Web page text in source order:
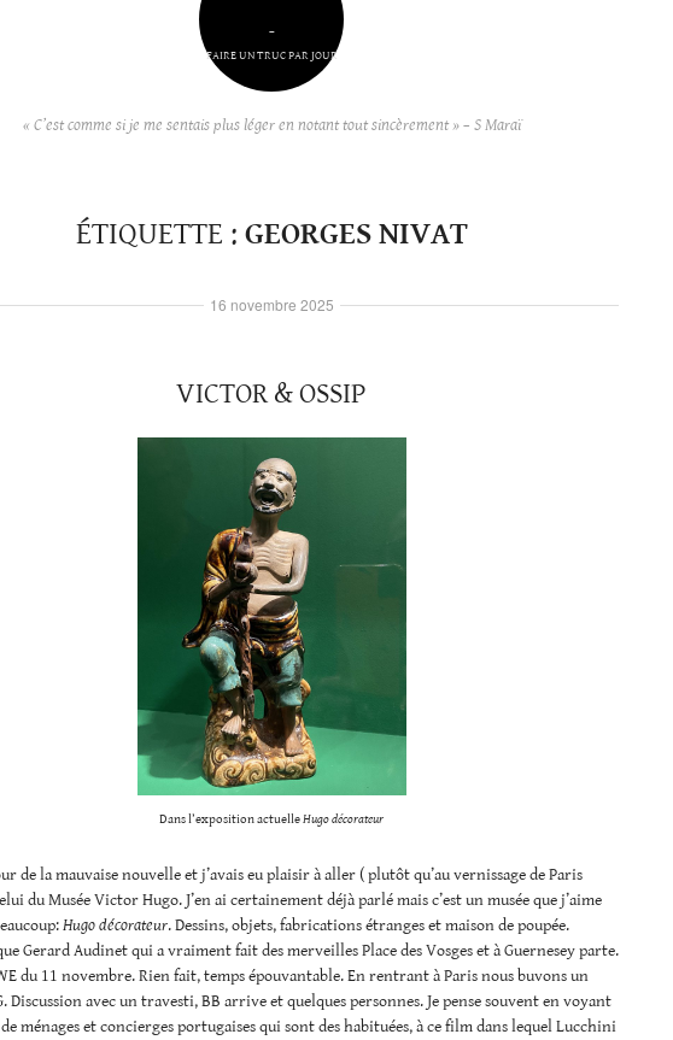
–
FAIRE UN TRUC PAR JOUR
« C’est comme si je me sentais plus léger en notant tout sincèrement » – S Maraï
ÉTIQUETTE : GEORGES NIVAT
VICTOR & OSSIP
Dans l’exposition actuelleHugo décorateur
de la mauvaise nouvelle et j’avais eu plaisir à aller ( plutôt qu’au vernissage de Paris
du Musée Victor Hugo. J’en ai certainement déjà parlé mais c’est un musée que j’aime
Hugo décorateur. Dessins, objets, fabrications étranges et maison de poupée.
Gerard Audinet qui a vraiment fait des merveilles Place des Vosges et à Guernesey parte.
du 11 novembre. Rien fait, temps épouvantable. En rentrant à Paris nous buvons un
Discussion avec un travesti, BB arrive et quelques personnes. Je pense souvent en voyant
ménages et concierges portugaises qui sont des habituées, à ce film dans lequel Lucchini
16 novembre 2025